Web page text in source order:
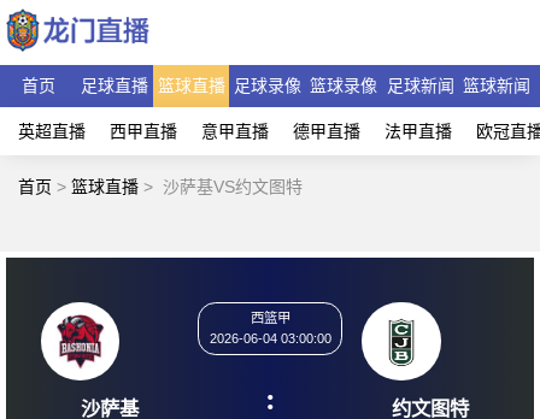
首页 足球直播 篮球直播 足球录像 篮球录像 足球新闻 篮球新闻
英超直播 西甲直播 意甲直播 德甲直播 法甲直播 欧冠直
首页 > 篮球直播 > 沙萨基VS约文图特
2026-06-04 03:00:00